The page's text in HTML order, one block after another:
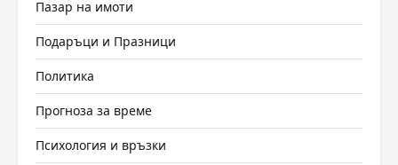
Пазар на имоти
Подаръци и Празници
Политика
Прогноза за време
Психология и връзки